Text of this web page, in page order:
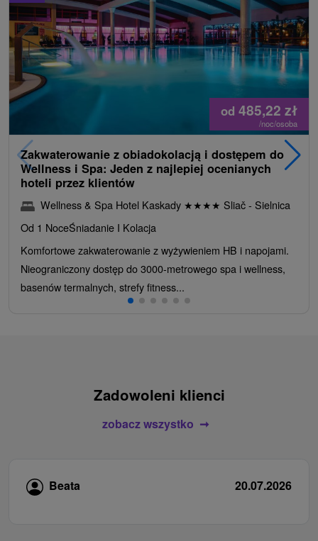
od 485,22 zł
/noc/osoba
Zakwaterowanie z obiadokolacją i dostępem do
Wellness i Spa: Jeden z najlepiej ocenianych
hoteli przez klientów
Wellness & Spa Hotel Kaskady ★★★★ Sliač - Sielnica
Od 1 NoceŚniadanie I Kolacja
Komfortowe zakwaterowanie z wyżywieniem HB i napojami.
Nieograniczony dostęp do 3000-metrowego spa i wellness,
basenów termalnych, strefy fitness...
Zadowoleni klienci
zobacz wszystko
Beata 20.07.2026